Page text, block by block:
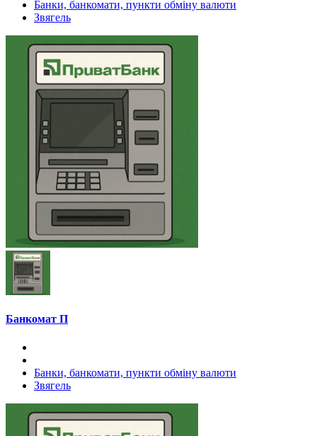
Банки, банкомати, пункти обміну валюти
Звягель
Банкомат П
Банки, банкомати, пункти обміну валюти
Звягель